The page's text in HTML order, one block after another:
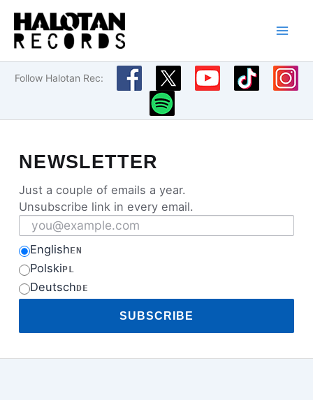
Przejdź
do
treści
Follow Halotan Rec:
NEWSLETTER
Just a couple of emails a year.
Unsubscribe link in every email.
Email address
EnglishEN
PolskiPL
DeutschDE
SUBSCRIBE